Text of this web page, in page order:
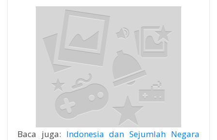
Baca juga: Indonesia dan Sejumlah Negara